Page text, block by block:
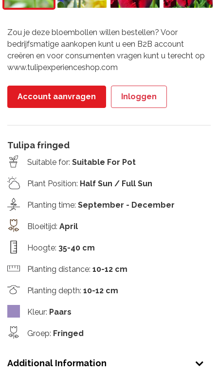
Zou je deze bloembollen willen bestellen? Voor
bedrijfsmatige aankopen kunt u een B2B account
creëren en voor consumenten vragen kunt u terecht op
www.tulipexperienceshop.com
Account aanvragen Inloggen
Tulipa fringed
Suitable for: Suitable For Pot
Plant Position: Half Sun / Full Sun
Planting time: September - December
Bloeitijd: April
Hoogte: 35-40 cm
Planting distance: 10-12 cm
Planting depth: 10-12 cm
Kleur: Paars
Groep: Fringed
Additional Information